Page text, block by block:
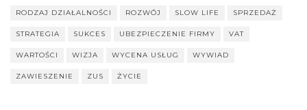
RODZAJ DZIAŁALNOŚCI ROZWÓJ SLOW LIFE SPRZEDAŻ
STRATEGIA SUKCES UBEZPIECZENIE FIRMY VAT
WARTOŚCI WIZJA WYCENA USŁUG WYWIAD
ZAWIESZENIE ZUS ŻYCIE